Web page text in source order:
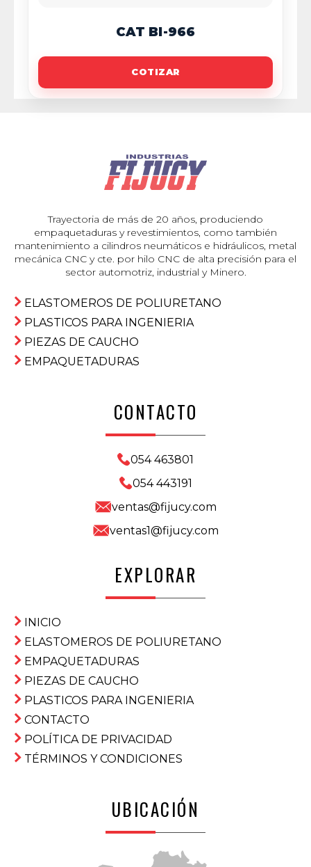
CAT BI-966
COTIZAR
Trayectoria de más de 20 años, produciendo
empaquetaduras y revestimientos, como también
mantenimiento a cilindros neumáticos e hidráulicos, metal
mecánica CNC y cte. por hilo CNC de alta precisión para el
sector automotriz, industrial y Minero.
ELASTOMEROS DE POLIURETANO
PLASTICOS PARA INGENIERIA
PIEZAS DE CAUCHO
EMPAQUETADURAS
CONTACTO
054 463801
054 443191
ventas@fijucy.com
ventas1@fijucy.com
EXPLORAR
INICIO
ELASTOMEROS DE POLIURETANO
EMPAQUETADURAS
PIEZAS DE CAUCHO
PLASTICOS PARA INGENIERIA
CONTACTO
POLÍTICA DE PRIVACIDAD
TÉRMINOS Y CONDICIONES
UBICACIÓN